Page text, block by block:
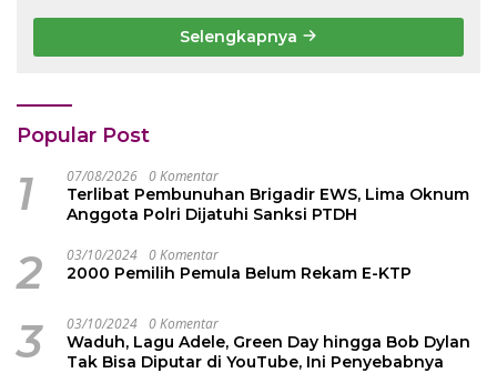
Juta kepada Ahli Waris
dari Persekutuan
Pengakap Malaysia
Selengkapnya
Popular Post
1 07/08/2026 0 Komentar
Terlibat Pembunuhan Brigadir EWS, Lima Oknum
Anggota Polri Dijatuhi Sanksi PTDH
2 03/10/2024 0 Komentar
2000 Pemilih Pemula Belum Rekam E-KTP
3 03/10/2024 0 Komentar
Waduh, Lagu Adele, Green Day hingga Bob Dylan
Tak Bisa Diputar di YouTube, Ini Penyebabnya